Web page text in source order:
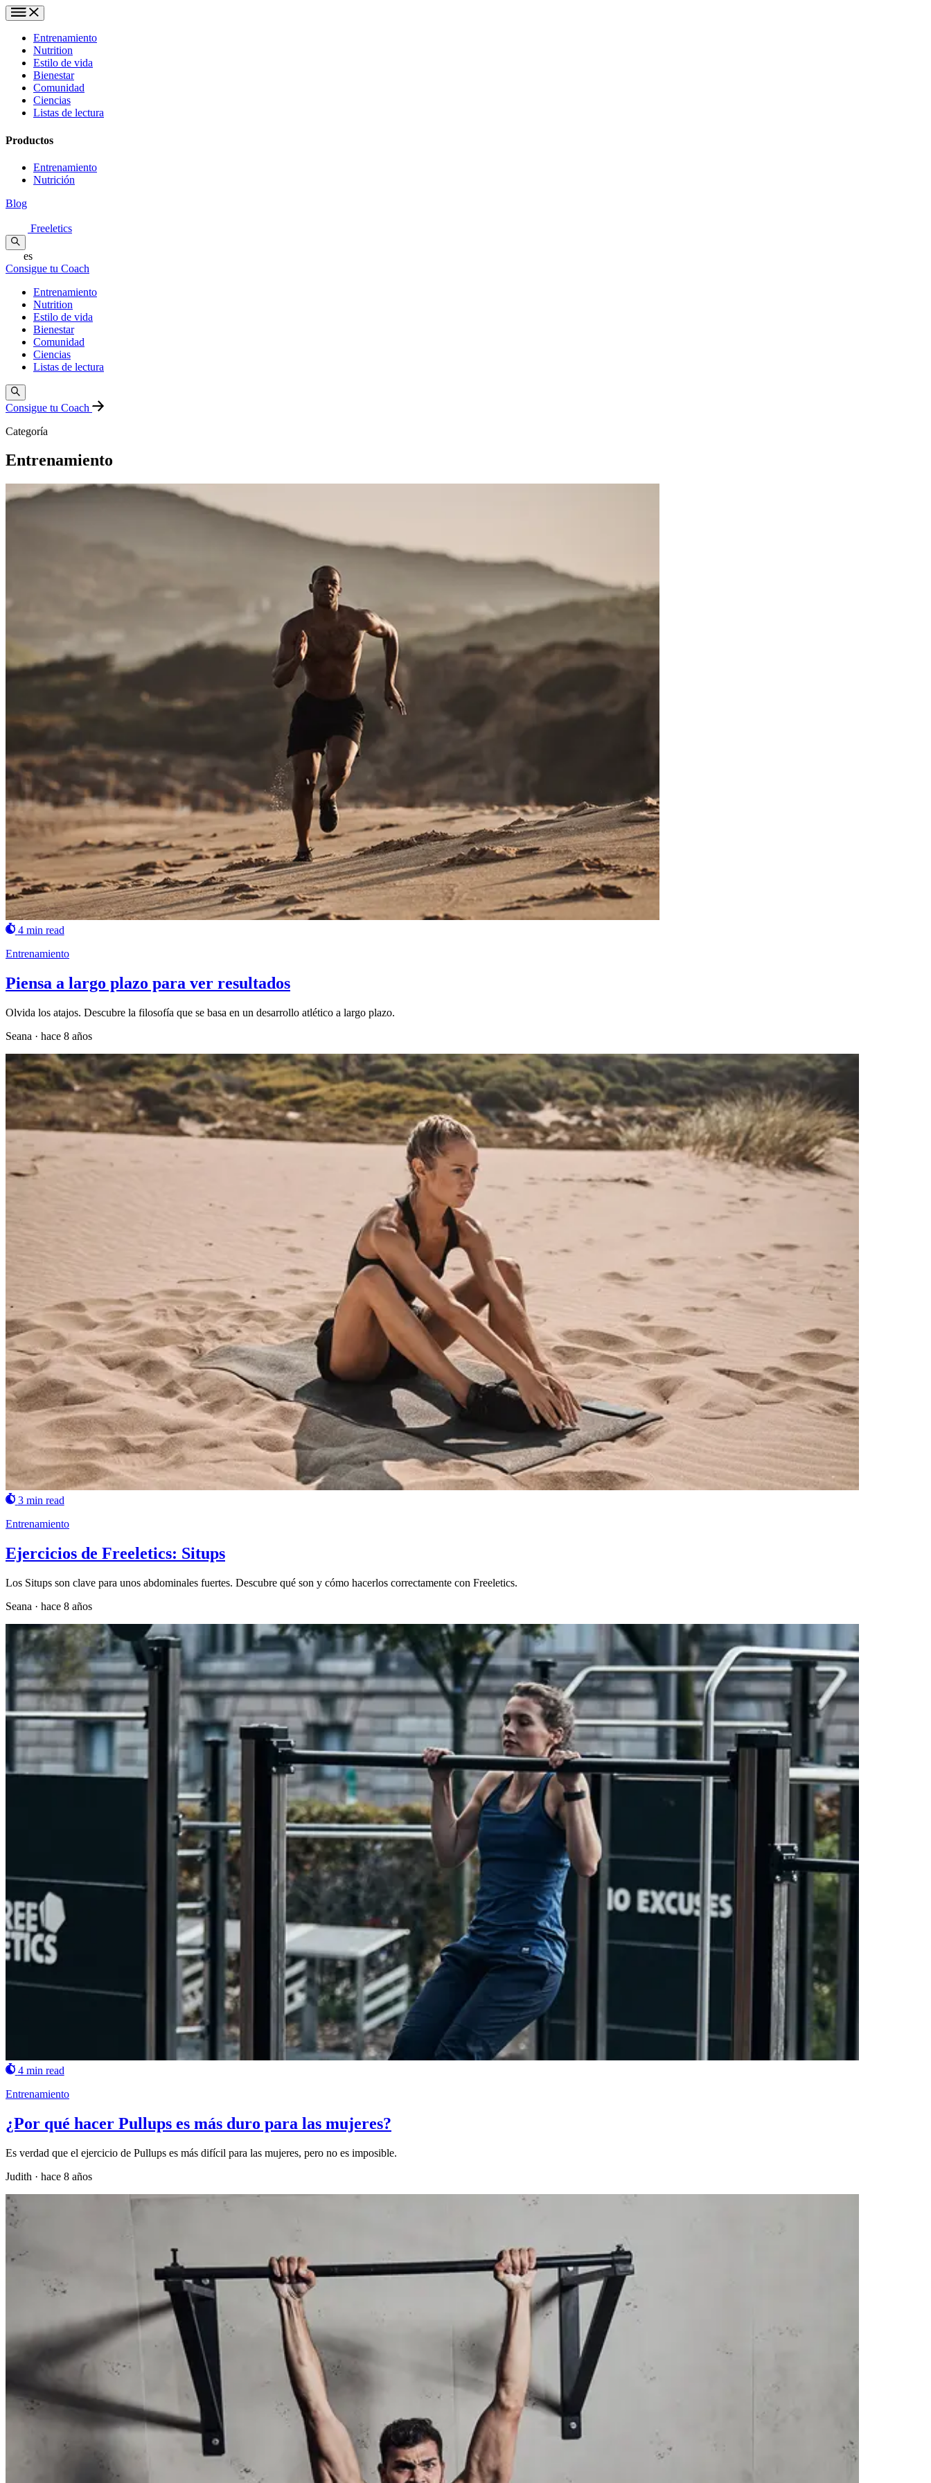
Entrenamiento
Nutrition
Estilo de vida
Bienestar
Comunidad
Ciencias
Listas de lectura
Productos
Entrenamiento
Nutrición
Blog
Freeletics
es
Consigue tu Coach
Entrenamiento
Nutrition
Estilo de vida
Bienestar
Comunidad
Ciencias
Listas de lectura
Consigue tu Coach
Categoría
Entrenamiento
4 min read
Entrenamiento
Piensa a largo plazo para ver resultados
Olvida los atajos. Descubre la filosofía que se basa en un desarrollo atlético a largo plazo.
Seana · hace 8 años
3 min read
Entrenamiento
Ejercicios de Freeletics: Situps
Los Situps son clave para unos abdominales fuertes. Descubre qué son y cómo hacerlos correctamente con Freeletics.
Seana · hace 8 años
4 min read
Entrenamiento
¿Por qué hacer Pullups es más duro para las mujeres?
Es verdad que el ejercicio de Pullups es más difícil para las mujeres, pero no es imposible.
Judith · hace 8 años